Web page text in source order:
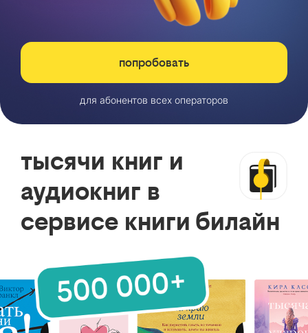
попробовать
для абонентов всех операторов
тысячи книг и
аудиокниг в
сервисе книги билайн